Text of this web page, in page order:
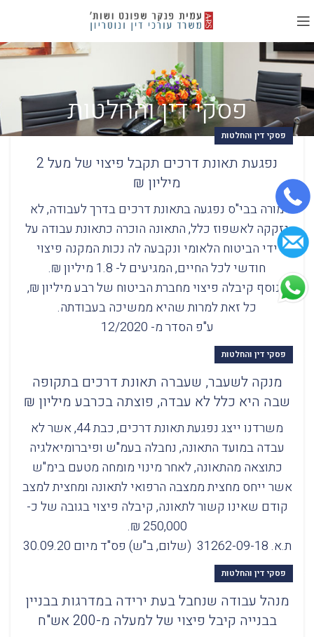
פסקי דין והחלטות
פסקי דין והחלטות
נפגעת תאונת דרכים תקבל פיצוי של מעל 2
מיליון ₪
מורה בבי"ס נפגעה בתאונת דרכים בדרך לעבודה, לא
נזקקה לאשפוז כלל, התאונה הוכרה כתאונת עבודה על
ידי הביטוח הלאומי ונקבעה לה נכות המקנה פיצוי
חודשי לכל החיים, המגיעים ל- 1.8 מיליון ₪.
בנוסף קיבלה פיצוי מחברת הביטוח של רבע מיליון ₪,
כל זאת למרות שהיא ממשיכה בעבודתה.
ע"פ הסדר מ- 12/2020
פסקי דין והחלטות
מנקה לשעבר, שעברה תאונת דרכים בתקופה
שבה היא כלל לא עבדה, פוצתה בכרבע מיליון ₪
משרדנו ייצג נפגעת תאונת דרכים, כבת 44, אשר לא
עבדה במועד התאונה, נחבלה בעמ"ש ופיברומיאלגיה
כתוצאה מהתאונה, לאחר מינוי מומחה מטעם בימ"ש
אשר ייחס מחצית ממצבה הרפואי לתאונה ומחצית למצב
קודם שאינו קשור לתאונה, קיבלה פיצוי בגובה של כ-
250,000 ₪.
ת.א. 31262-09-18 (שלום, ב"ש) פס"ד מיום 30.09.20
פסקי דין והחלטות
מנהל עבודה שנחבל בעת ירידה במדרגות בבניין
בבנייה קיבל פיצוי של למעלה מ-200 אש"ח